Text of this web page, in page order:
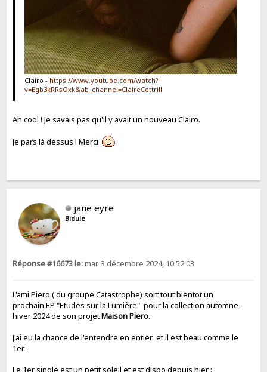
Clairo - https://www.youtube.com/watch?
v=Egb3kRRsOxk&ab_channel=ClaireCottrill
Ah cool ! Je savais pas qu'il y avait un nouveau Clairo.
Je pars là dessus ! Merci
jane eyre
Bidule
Réponse #16673 le:mar. 3 décembre 2024, 10:52:03
L'ami Piero ( du groupe Catastrophe) sort tout bientot un
prochain EP "Etudes sur la Lumière" pour la collection automne-
hiver 2024 de son projetMaison Piero.
J'ai eu la chance de l'entendre en entier et il est beau comme le
1er.
Le 1er single est un petit soleil et est dispo depuis hier :